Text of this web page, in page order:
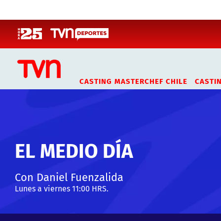
CASTING MASTERCHEF CHILE
EL MEDIO DÍA
Con Daniel Fuenzalida
Lunes a viernes 11:00 HRS.